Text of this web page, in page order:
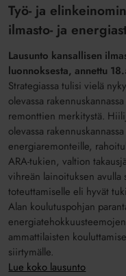
Työ- ja
ilmasto- ja
Lausunto kansallisen
luonnoksesta, annettu
Strategiassa tulisi vielä
olevassa
remonttien merkitystä.
olevassa
energiaremonteille,
ARA-tukien, valtion
vihreän lainoituksen avulla
toteuttamiselle eli hyvät
Alan koulutuspohjan
ammattilaisten
siirtymälle.
Lue koko lausunto